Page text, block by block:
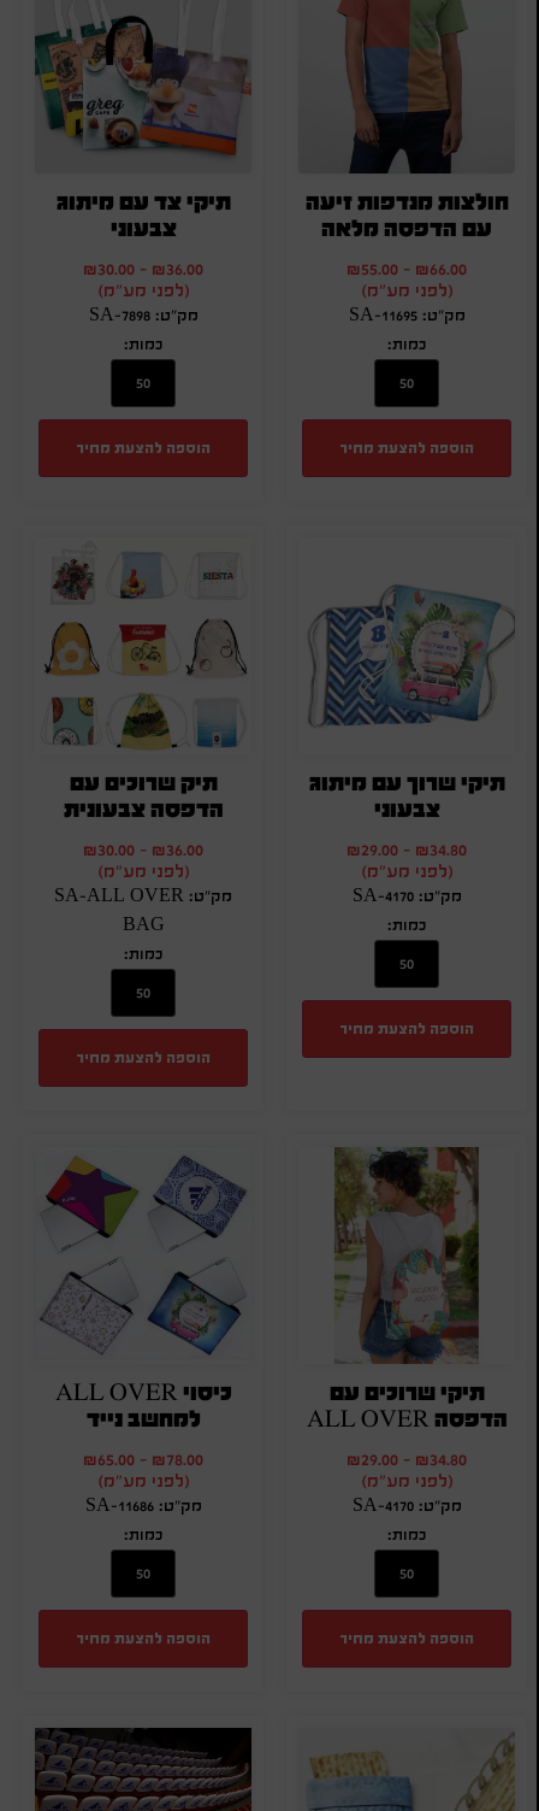
חולצות מנדפות זיעה
עם הדפסה מלאה
₪66.00
-
₪55.00
(לפני מע"מ)
מק"ט: SA-11695
כמות:
הוספה להצעת מחיר
תיקי צד עם מיתוג
צבעוני
₪36.00
-
₪30.00
(לפני מע"מ)
מק"ט: SA-7898
כמות:
הוספה להצעת מחיר
תיקי שרוך עם מיתוג
צבעוני
₪34.80
-
₪29.00
(לפני מע"מ)
מק"ט: SA-4170
כמות:
הוספה להצעת מחיר
תיק שרוכים עם
הדפסה צבעונית
₪36.00
-
₪30.00
(לפני מע"מ)
מק"ט: SA-ALL OVER
BAG
כמות:
הוספה להצעת מחיר
תיקי שרוכים עם
הדפסה ALL OVER
₪34.80
-
₪29.00
(לפני מע"מ)
מק"ט: SA-4170
כמות:
הוספה להצעת מחיר
כיסוי ALL OVER
למחשב נייד
₪78.00
-
₪65.00
(לפני מע"מ)
מק"ט: SA-11686
כמות:
הוספה להצעת מחיר